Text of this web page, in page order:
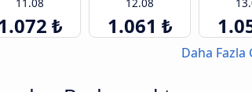
₺ 1.061 ₺
Daha